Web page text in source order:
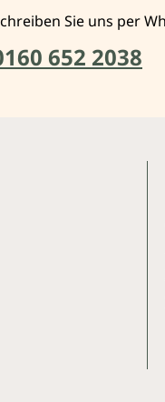
Sie uns per
652 2038